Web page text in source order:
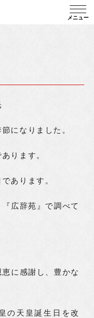
メニュー
になりました。
ります。
あります。
広辞苑』で調べて
に感謝し、豊かな
の天皇誕生日を改